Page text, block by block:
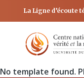
La Ligne d’écoute
No template found.